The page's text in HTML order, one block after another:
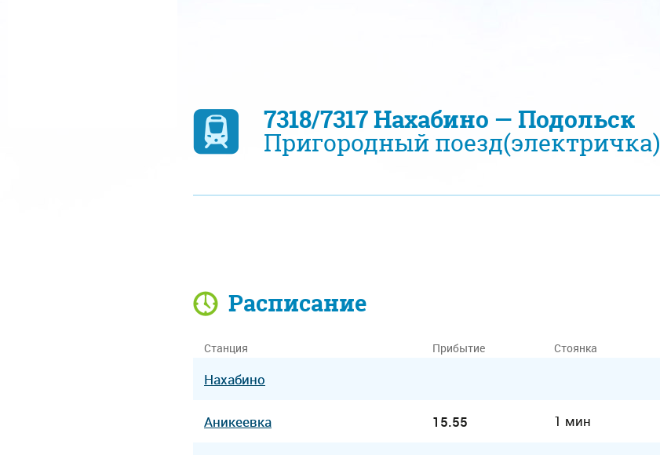
7318/7317 Нахабино — Подольск
Пригородный поезд(электричка)
Расписание
Станция Прибытие Стоянка
Нахабино
Аникеевка 15.55 1 мин